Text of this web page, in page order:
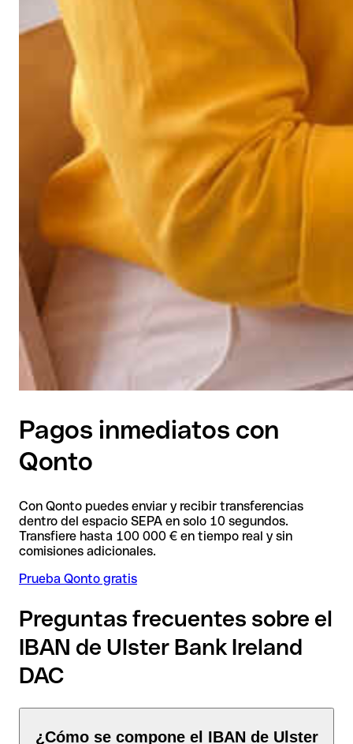
Pagos inmediatos con
Qonto
Con Qonto puedes enviar y recibir transferencias
dentro del espacio SEPA en solo 10 segundos.
Transfiere hasta 100 000 € en tiempo real y sin
comisiones adicionales.
Prueba Qonto gratis
Preguntas frecuentes sobre el
IBAN de Ulster Bank Ireland
DAC
¿Cómo se compone el IBAN de Ulster